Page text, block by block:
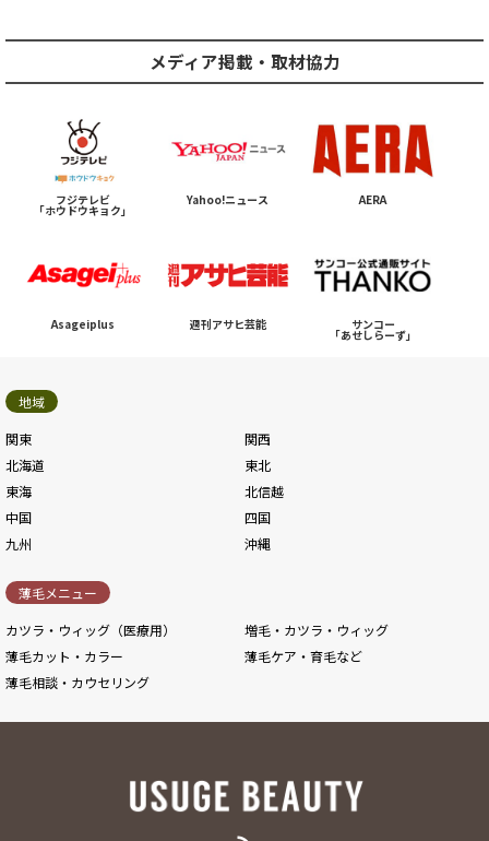
メディア掲載・取材協力
フジテレビ
「ホウドウキョク」
Yahoo!ニュース AERA
Asageiplus 週刊アサヒ芸能 サンコー
「あせしらーず」
地域
関東
関西
北海道
東北
東海
北信越
中国
四国
九州
沖縄
薄毛メニュー
カツラ・ウィッグ（医療用）
増毛・カツラ・ウィッグ
薄毛カット・カラー
薄毛ケア・育毛など
薄毛相談・カウセリング